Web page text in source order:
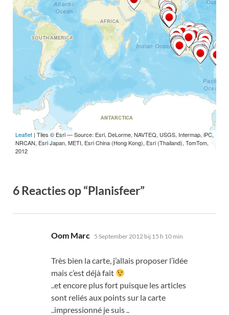
6 Reacties op “Planisfeer”
Oom Marc zegt:
5 September 2012 bij 15 h 10 min
Très bien la carte, j’allais proposer l’idée
mais c’est déjà fait
..et encore plus fort puisque les articles
sont reliés aux points sur la carte
..impressionné je suis..